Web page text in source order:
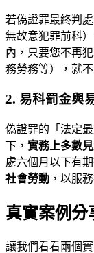
若偽證罪最終判
無故意犯罪前科
內，只要您不再
務勞務等），就
2. 易科罰金與
偽證罪的「法定
下， 實務上多數
處六個月以下有
社會勞動 ，以服
真實案例分
讓我們看看兩個